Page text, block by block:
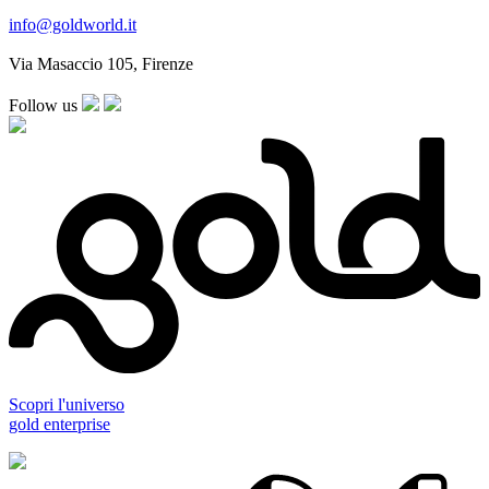
info@goldworld.it
Via Masaccio 105, Firenze
Follow us
Scopri l'universo
gold enterprise